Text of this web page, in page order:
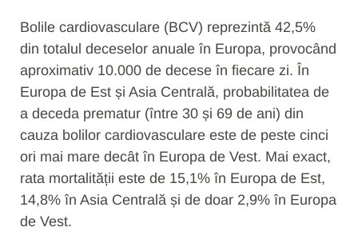
Bolile cardiovasculare (BCV) reprezintă 42,5%
din totalul deceselor anuale în Europa, provocând
aproximativ 10.000 de decese în fiecare zi. În
Europa de Est și Asia Centrală, probabilitatea de
a deceda prematur (între 30 și 69 de ani) din
cauza bolilor cardiovasculare este de peste cinci
ori mai mare decât în Europa de Vest. Mai exact,
rata mortalității este de 15,1% în Europa de Est,
14,8% în Asia Centrală și de doar 2,9% în Europa
de Vest.